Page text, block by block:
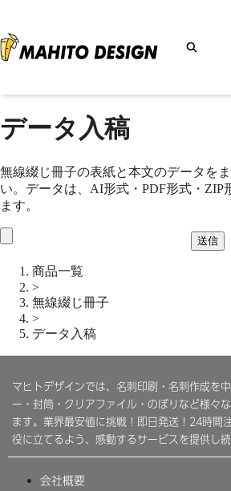
データ入稿
無線綴じ冊子の表紙と本文のデータを
い。データは、AI形式・PDF形式・ZIP
ます。
送信
商品一覧
>
無線綴じ冊子
>
データ入稿
マヒトデザインでは、名刺印刷・名刺作成を
ー・封筒・クリアファイル・のぼりなど様々
ます。業界最安値に挑戦！即日発送！24時間
役に立てるよう、感動するサービスを提供し続
会社概要